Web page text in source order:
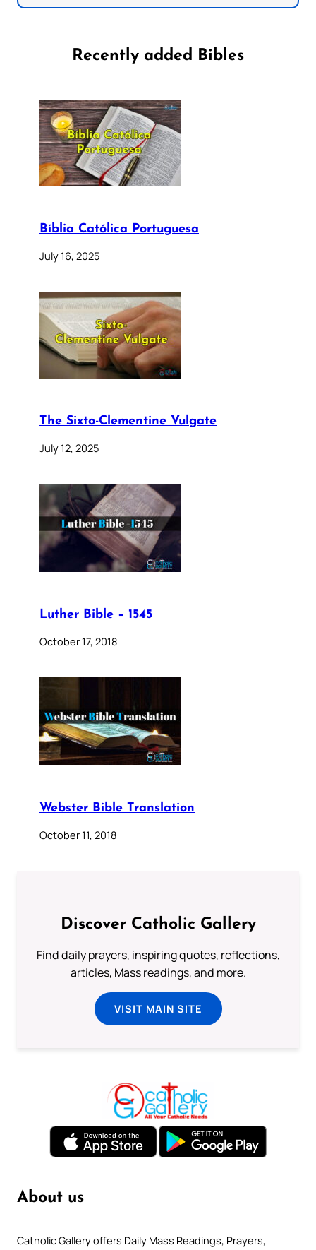
Recently added Bibles
Bíblia Católica Portuguesa
July 16, 2025
The Sixto-Clementine Vulgate
July 12, 2025
Luther Bible – 1545
October 17, 2018
Webster Bible Translation
October 11, 2018
Discover Catholic Gallery
Find daily prayers, inspiring quotes, reflections,
articles, Mass readings, and more.
VISIT MAIN SITE
About us
Catholic Gallery offers Daily Mass Readings, Prayers,